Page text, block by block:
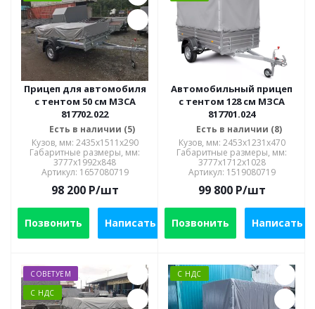
Прицеп для автомобиля
с тентом 50 см МЗСА
817702.022
Есть в наличии (5)
Кузов, мм: 2435x1511x290
Габаритные размеры, мм:
3777x1992x848
Артикул: 1657080719
98 200P/шт
Позвонить Написать
Автомобильный прицеп
с тентом 128 см МЗСА
817701.024
Есть в наличии (8)
Кузов, мм: 2453x1231x470
Габаритные размеры, мм:
3777x1712x1028
Артикул: 1519080719
99 800P/шт
Позвонить Написать
СОВЕТУЕМ
С НДС
С НДС